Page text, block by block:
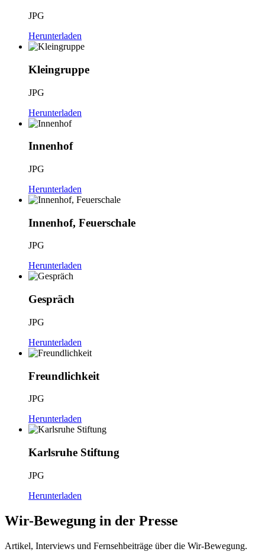
JPG
Herunterladen
Kleingruppe
JPG
Herunterladen
Innenhof
JPG
Herunterladen
Innenhof, Feuerschale
JPG
Herunterladen
Gespräch
JPG
Herunterladen
Freundlichkeit
JPG
Herunterladen
Karlsruhe Stiftung
JPG
Herunterladen
Wir-Bewegung in der Presse
Artikel, Interviews und Fernsehbeiträge über die Wir-Bewegung.